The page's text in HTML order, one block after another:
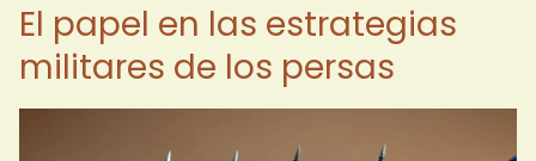
El papel en las estrategias
militares de los persas